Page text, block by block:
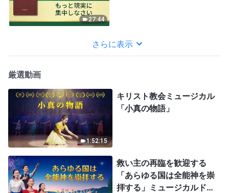
27:44
さらに表示
厳選動画
1:52:15
キリスト教会ミュージカル
「小真の物語」
救い主の再臨を歓迎する
「あらゆる国は全能神を崇
拝する」ミュージカルドラ